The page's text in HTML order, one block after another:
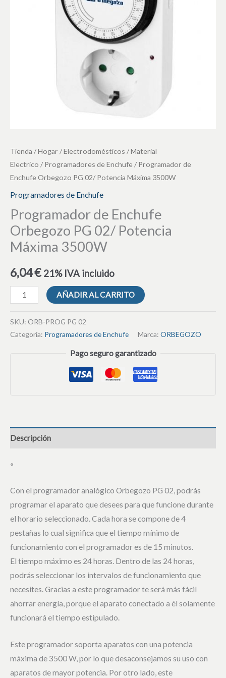
Tienda /Hogar / Electrodomésticos /Material
Electrico /Programadores de Enchufe/ Programador de
Enchufe Orbegozo PG 02/ Potencia Máxima 3500W
Programadores de Enchufe
Programador de Enchufe
Orbegozo PG 02/ Potencia
Máxima 3500W
6,04€ 21% IVA incluido
AÑADIR AL CARRITO
SKU: ORB-PROG PG 02
Categoría: Programadores de Enchufe Marca: ORBEGOZO
Pago seguro garantizado
Descripción
«
Con el programador analógico Orbegozo PG 02, podrás
programar el aparato que desees para que funcione durante
el horario seleccionado. Cada hora se compone de 4
pestañas lo cual significa que el tiempo mínimo de
funcionamiento con el programador es de 15 minutos.
El tiempo máximo es 24 horas. Dentro de las 24 horas,
podrás seleccionar los intervalos de funcionamiento que
necesites. Gracias a este programador te será más fácil
ahorrar energía, porque el aparato conectado a él solamente
funcionará el tiempo estipulado.
Este programador soporta aparatos con una potencia
máxima de 3500 W, por lo que desaconsejamos su uso con
aparatos de mayor potencia. Por otro lado, este